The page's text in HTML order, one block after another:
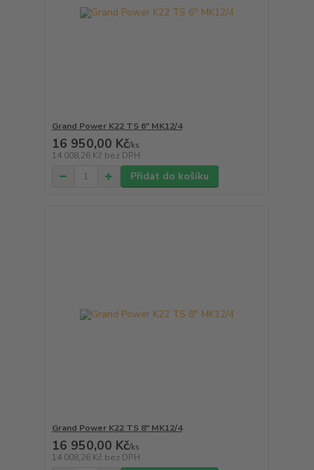
Grand Power K22 TS 6" MK12/4
16 950,00 Kč/ks
14 008,26 Kč bez DPH
Přidat do košíku
Grand Power K22 TS 8" MK12/4
16 950,00 Kč/ks
14 008,26 Kč bez DPH